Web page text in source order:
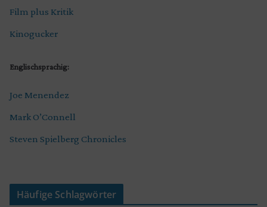
Film plus Kritik
Kinogucker
Englischsprachig:
Joe Menendez
Mark O’Connell
Steven Spielberg Chronicles
Häufige Schlagwörter